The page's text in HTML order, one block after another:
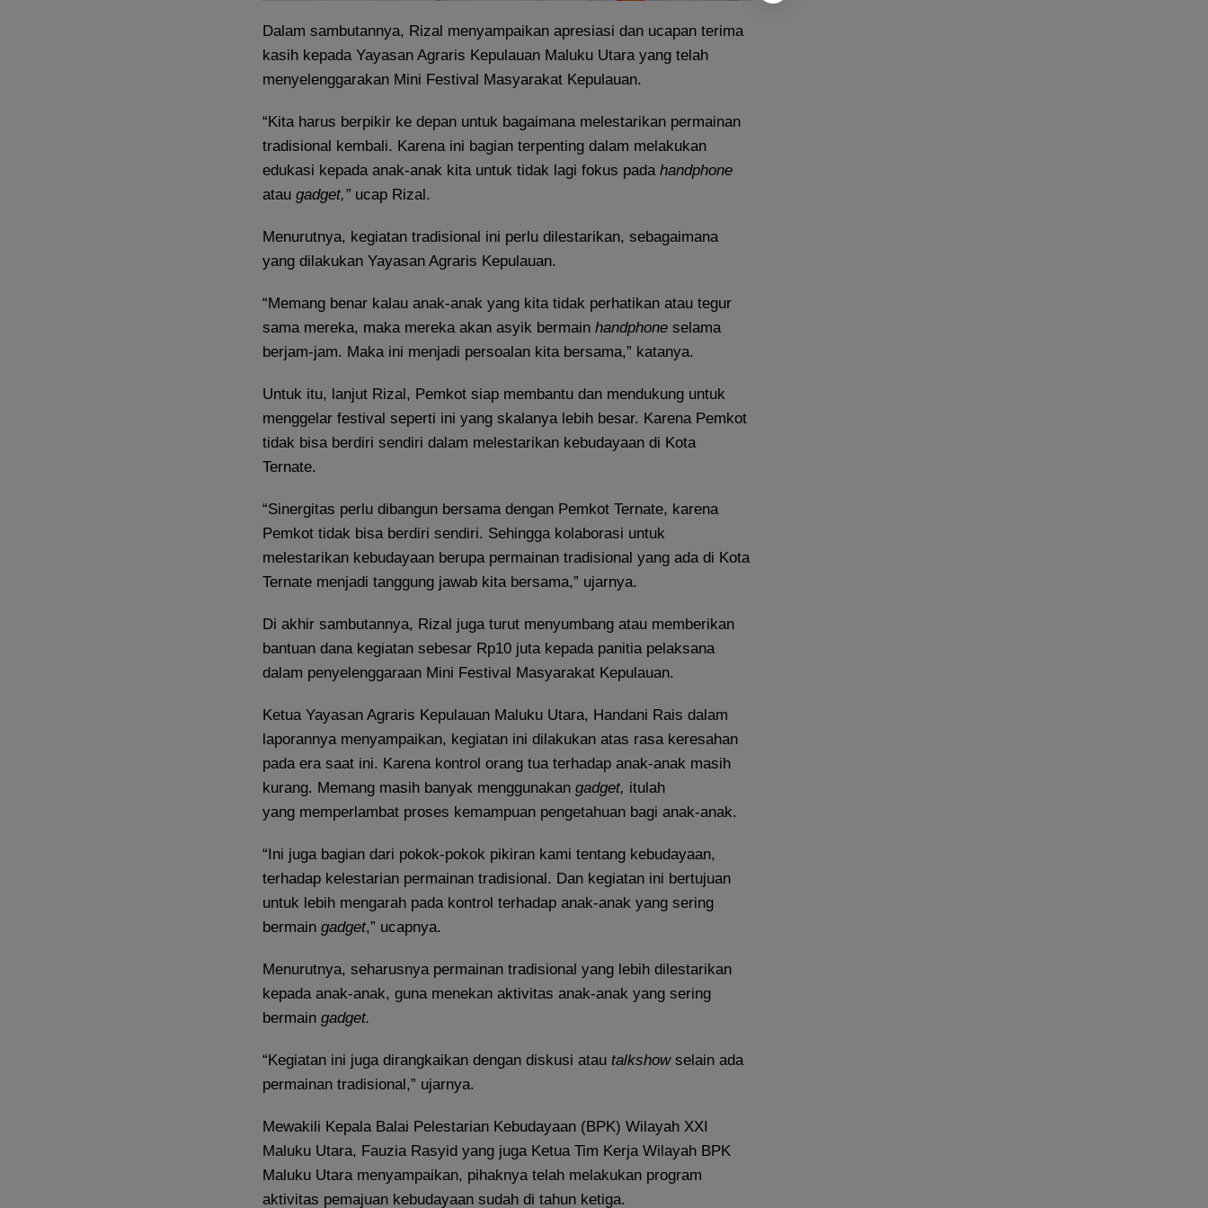
Dalam sambutannya, Rizal menyampaikan apresiasi dan ucapan terima
kasih kepada Yayasan Agraris Kepulauan Maluku Utara yang telah
menyelenggarakan Mini Festival Masyarakat Kepulauan.
“Kita harus berpikir ke depan untuk bagaimana melestarikan permainan
tradisional kembali. Karena ini bagian terpenting dalam melakukan
edukasi kepada anak-anak kita untuk tidak lagi fokus pada handphone
atau gadget,” ucap Rizal.
Menurutnya, kegiatan tradisional ini perlu dilestarikan, sebagaimana
yang dilakukan Yayasan Agraris Kepulauan.
“Memang benar kalau anak-anak yang kita tidak perhatikan atau tegur
sama mereka, maka mereka akan asyik bermain handphone selama
berjam-jam. Maka ini menjadi persoalan kita bersama,” katanya.
Untuk itu, lanjut Rizal, Pemkot siap membantu dan mendukung untuk
menggelar festival seperti ini yang skalanya lebih besar. Karena Pemkot
tidak bisa berdiri sendiri dalam melestarikan kebudayaan di Kota
Ternate.
“Sinergitas perlu dibangun bersama dengan Pemkot Ternate, karena
Pemkot tidak bisa berdiri sendiri. Sehingga kolaborasi untuk
melestarikan kebudayaan berupa permainan tradisional yang ada di Kota
Ternate menjadi tanggung jawab kita bersama,” ujarnya.
Di akhir sambutannya, Rizal juga turut menyumbang atau memberikan
bantuan dana kegiatan sebesar Rp10 juta kepada panitia pelaksana
dalam penyelenggaraan Mini Festival Masyarakat Kepulauan.
Ketua Yayasan Agraris Kepulauan Maluku Utara, Handani Rais dalam
laporannya menyampaikan, kegiatan ini dilakukan atas rasa keresahan
pada era saat ini. Karena kontrol orang tua terhadap anak-anak masih
kurang. Memang masih banyak menggunakan gadget, itulah
yang memperlambat proses kemampuan pengetahuan bagi anak-anak.
“Ini juga bagian dari pokok-pokok pikiran kami tentang kebudayaan,
terhadap kelestarian permainan tradisional. Dan kegiatan ini bertujuan
untuk lebih mengarah pada kontrol terhadap anak-anak yang sering
bermain gadget,” ucapnya.
Menurutnya, seharusnya permainan tradisional yang lebih dilestarikan
kepada anak-anak, guna menekan aktivitas anak-anak yang sering
bermain gadget.
“Kegiatan ini juga dirangkaikan dengan diskusi atau talkshowselain ada
permainan tradisional,” ujarnya.
Mewakili Kepala Balai Pelestarian Kebudayaan (BPK) Wilayah XXI
Maluku Utara, Fauzia Rasyid yang juga Ketua Tim Kerja Wilayah BPK
Maluku Utara menyampaikan, pihaknya telah melakukan program
aktivitas pemajuan kebudayaan sudah di tahun ketiga.